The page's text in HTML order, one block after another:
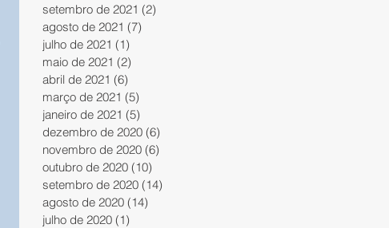
setembro de 2021 (2)
agosto de 2021 (7)
julho de 2021 (1)
maio de 2021 (2)
abril de 2021 (6)
março de 2021 (5)
janeiro de 2021 (5)
dezembro de 2020 (6)
novembro de 2020 (6)
outubro de 2020 (10)
setembro de 2020 (14)
agosto de 2020 (14)
julho de 2020 (1)